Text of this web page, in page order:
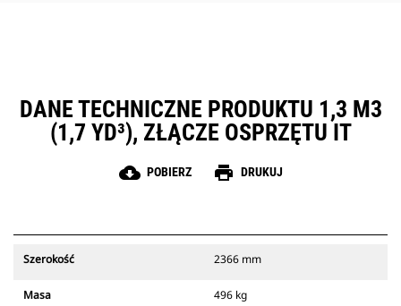
DANE TECHNICZNE PRODUKTU 1,3 M3
(1,7 YD³), ZŁĄCZE OSPRZĘTU IT
cloud_download POBIERZ print DRUKUJ
Szerokość 2366 mm
Masa 496 kg